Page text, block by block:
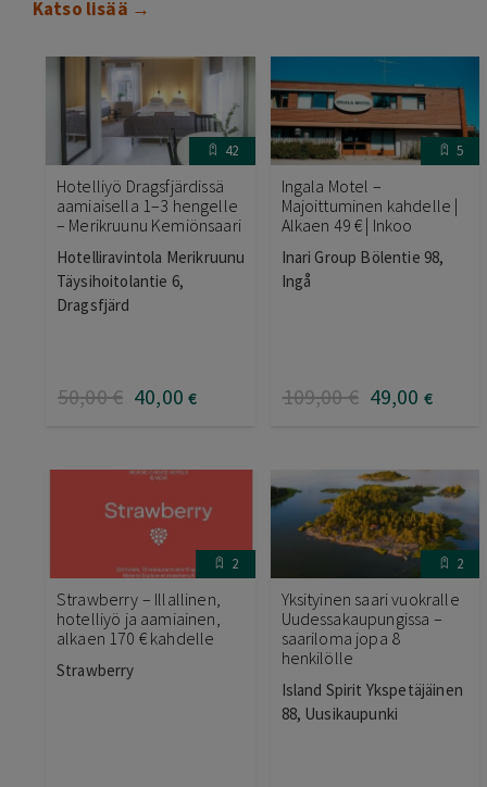
Katso lisää →
42
Hotelliyö Dragsfjärdissä
aamiaisella 1–3 hengelle
– Merikruunu Kemiönsaari
Hotelliravintola Merikruunu
Täysihoitolantie 6,
Dragsfjärd
50,00€ 40,00 €
5
Ingala Motel –
Majoittuminen kahdelle |
Alkaen 49 € | Inkoo
Inari Group Bölentie 98,
Ingå
109,00€ 49,00 €
2
Strawberry – Illallinen,
hotelliyö ja aamiainen,
alkaen 170 € kahdelle
Strawberry
2
Yksityinen saari vuokralle
Uudessakaupungissa –
saariloma jopa 8
henkilölle
Island Spirit Ykspetäjäinen
88, Uusikaupunki